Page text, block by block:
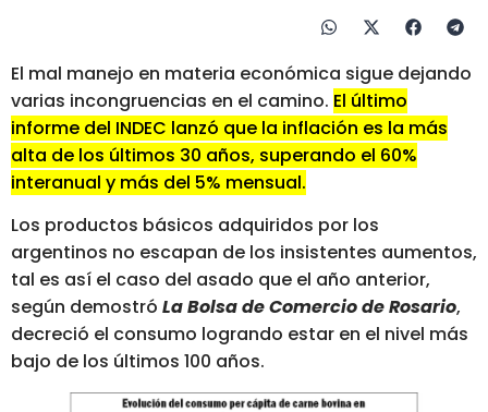
El mal manejo en materia económica sigue dejando
varias incongruencias en el camino. El último
informe del INDEC lanzó que la inflación es la más
alta de los últimos 30 años, superando el 60%
interanual y más del 5% mensual.
Los productos básicos adquiridos por los
argentinos no escapan de los insistentes aumentos,
tal es así el caso del asado que el año anterior,
según demostró La Bolsa de Comercio de Rosario,
decreció el consumo logrando estar en el nivel más
bajo de los últimos 100 años.